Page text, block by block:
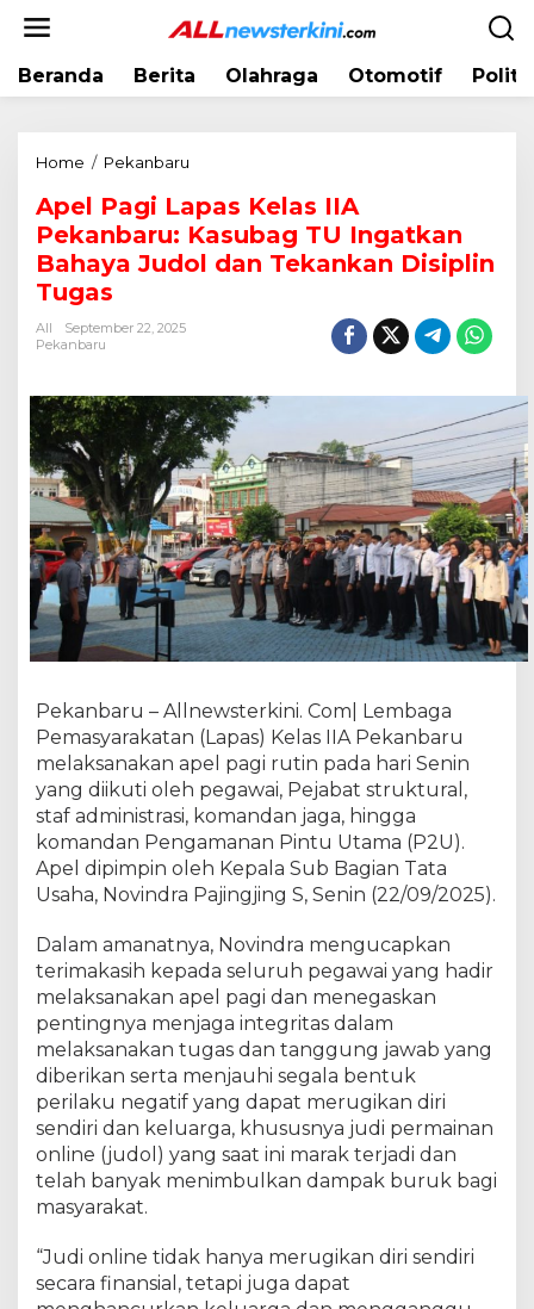
Beranda Berita Olahraga Otomotif
Home / Pekanbaru
e
P
p
a
s
K
e
l
a
s
I
I
P
k
a
n
b
a
u
:
K
s
u
b
a
g
T
I
n
g
a
a
n
Apel Pagi Lapas Kelas IIA
Pekanbaru: Kasubag TU Ingatkan
Bahaya Judol dan Tekankan Disiplin
Tugas
All
September 22, 2025
Pekanbaru
Pekanbaru – Allnewsterkini. Com| Lembaga
Pemasyarakatan (Lapas) Kelas IIA Pekanbaru
melaksanakan apel pagi rutin pada hari Senin
yang diikuti oleh pegawai, Pejabat struktural,
staf administrasi, komandan jaga, hingga
komandan Pengamanan Pintu Utama (P2U).
Apel dipimpin oleh Kepala Sub Bagian Tata
Usaha, Novindra Pajingjing S, Senin (22/09/2025).
Dalam amanatnya, Novindra mengucapkan
terimakasih kepada seluruh pegawai yang hadir
melaksanakan apel pagi dan menegaskan
pentingnya menjaga integritas dalam
melaksanakan tugas dan tanggung jawab yang
diberikan serta menjauhi segala bentuk
perilaku negatif yang dapat merugikan diri
sendiri dan keluarga, khususnya judi permainan
online (judol) yang saat ini marak terjadi dan
telah banyak menimbulkan dampak buruk bagi
masyarakat.
“Judi online tidak hanya merugikan diri sendiri
secara finansial, tetapi juga dapat